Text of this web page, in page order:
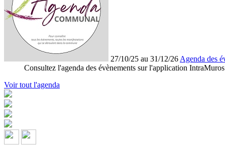
27/10/25 au 31/12/26 Agenda des
Consultez l'agenda des évènements sur l'application IntraMuros
Voir tout l'agenda